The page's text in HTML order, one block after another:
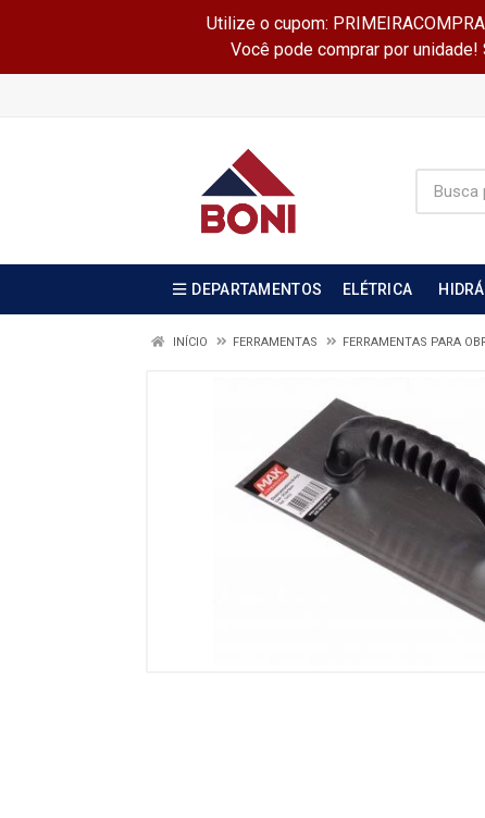
Utilize o cupom:
Você pode comprar por
DEPARTAMENTOS ELÉTRICA
INÍCIO FERRAMENTAS FERRAMENTAS PARA